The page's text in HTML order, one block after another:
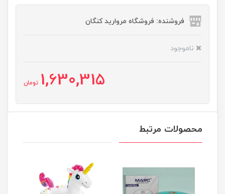
فروشنده: فروشگاه مروارید کنگان
ناموجود
1,630,315 تومان
محصولات مرتبط